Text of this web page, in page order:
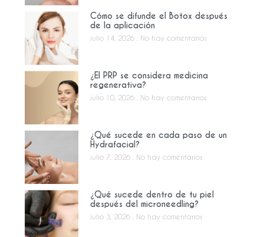
Cómo se difunde el Botox después
de la aplicación
julio 14, 2026 No hay comentarios
¿El PRP se considera medicina
regenerativa?
julio 10, 2026 No hay comentarios
¿Qué sucede en cada paso de un
Hydrafacial?
julio 7, 2026 No hay comentarios
¿Qué sucede dentro de tu piel
después del microneedling?
julio 3, 2026 No hay comentarios